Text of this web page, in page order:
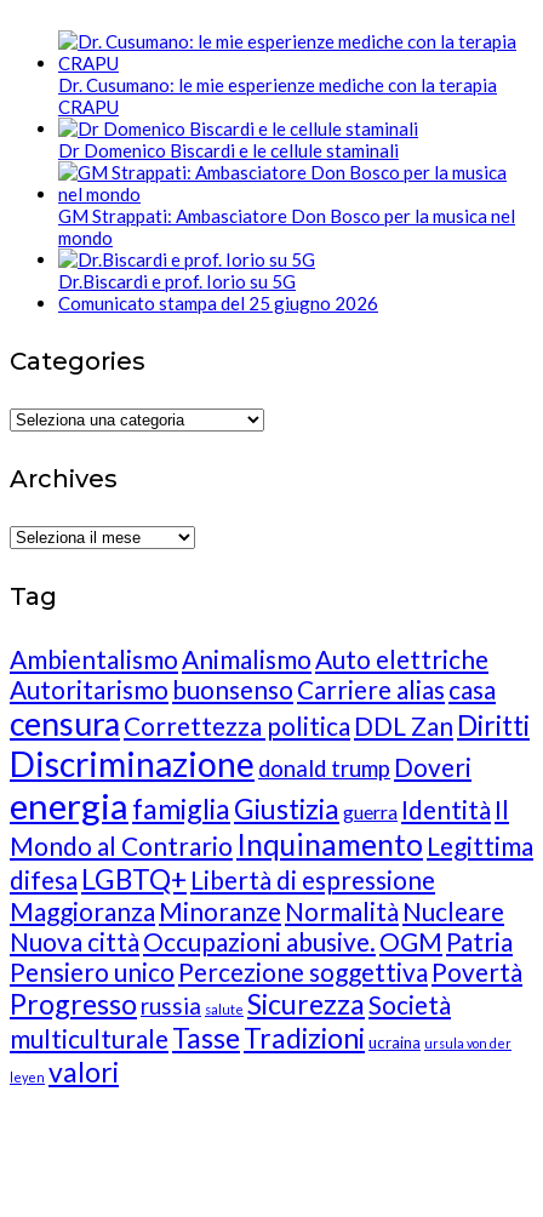
Dr. Cusumano: le mie esperienze mediche con la terapia
CRAPU
Dr Domenico Biscardi e le cellule staminali
GM Strappati: Ambasciatore Don Bosco per la musica nel
mondo
Dr.Biscardi e prof. Iorio su 5G
Comunicato stampa del 25 giugno 2026
Categories
Categories
Archives
Archives
Tag
Ambientalismo Animalismo Auto elettriche
Autoritarismo buonsenso Carriere alias casa
censura Correttezza politica DDL Zan Diritti
Discriminazione donald trump Doveri
energia famigliaGiustizia guerra Identità Il
Mondo al Contrario Inquinamento Legittima
difesa LGBTQ+ Libertà di espressione
Maggioranza Minoranze Normalità Nucleare
Nuova città Occupazioni abusive. OGM Patria
Pensiero unico Percezione soggettiva Povertà
Progresso russia salute SicurezzaSocietà
multiculturale TasseTradizioni ucraina ursula von der
leyen valori